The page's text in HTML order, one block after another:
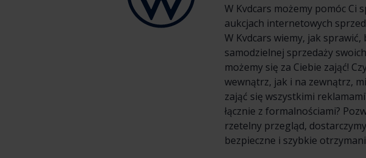
W Kvdcars możemy pomóc Ci
aukcjach internetowych
W Kvdcars wiemy, jak sprawić,
samodzielnej sprzedaży
możemy się za Ciebie zająć!
wewnątrz, jak i na zewnątrz,
zająć się wszystkimi
łącznie z formalnościami?
rzetelny przegląd,
bezpieczne i szybkie